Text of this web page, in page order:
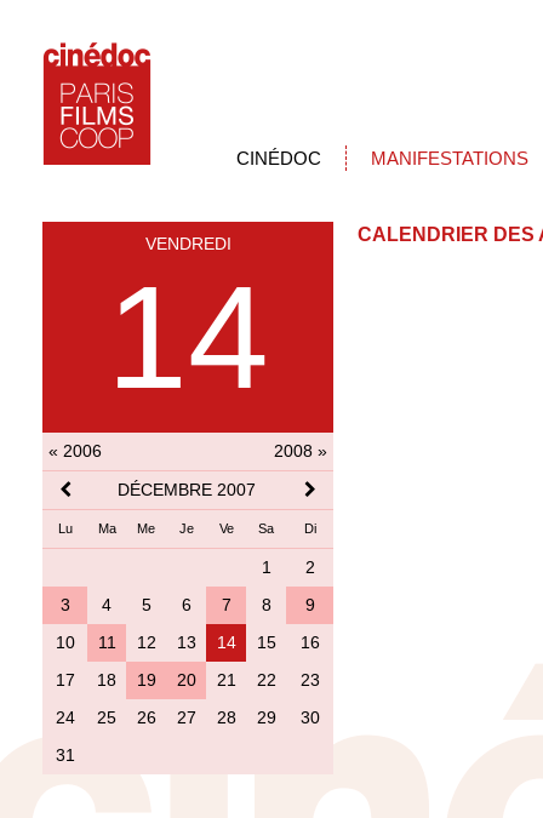
CINÉDOC MANIFESTATIONS
VENDREDI
14
« 2006
2008 »
DÉCEMBRE 2007
Lu Ma Me Je Ve Sa Di
1
2
3
4 5 6 7 8
9
10
11 12 13 14 15
16
17
18 19 20 21 22
23
24
25 26 27 28 29
30
31
CALENDRIER DES